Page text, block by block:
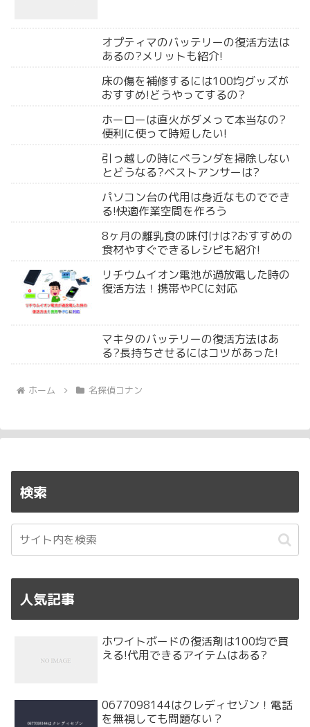
オプティマのバッテリーの復活方法は
あるの?メリットも紹介!
床の傷を補修するには100均グッズが
おすすめ!どうやってするの?
ホーローは直火がダメって本当なの?
便利に使って時短したい!
引っ越しの時にベランダを掃除しない
とどうなる?ベストアンサーは?
パソコン台の代用は身近なものででき
る!快適作業空間を作ろう
8ヶ月の離乳食の味付けは?おすすめの
食材やすぐできるレシピも紹介!
リチウムイオン電池が過放電した時の
復活方法！携帯やPCに対応
マキタのバッテリーの復活方法はあ
る?長持ちさせるにはコツがあった!
ホーム 名探偵コナン
検索
人気記事
ホワイトボードの復活剤は100均で買
える!代用できるアイテムはある?
0677098144はクレディセゾン！電話
を無視しても問題ない？